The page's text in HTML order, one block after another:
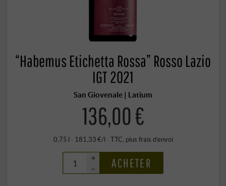
“Habemus Etichetta Rossa” Rosso Lazio
IGT 2021
San Giovenale | Latium
136,00 €
0,75 l · 181,33 €/l · TTC, plus frais d’envoi
+
–
ACHETER